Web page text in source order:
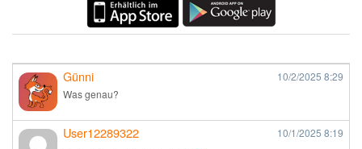
Günni 10/2/2025 8:29
Was genau?
User12289322 10/1/2025 8:19